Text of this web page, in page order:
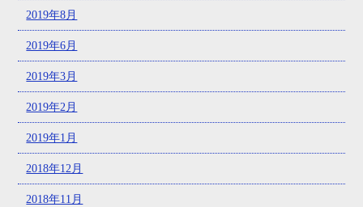
2019年8月
2019年6月
2019年3月
2019年2月
2019年1月
2018年12月
2018年11月